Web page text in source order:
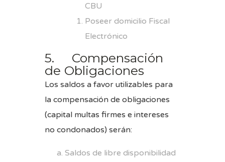
CBU
Poseer domicilio Fiscal
Electrónico
5. Compensación
de Obligaciones
Los saldos a favor utilizables para
la compensación de obligaciones
(capital multas firmes e intereses
no condonados) serán:
Saldos de libre disponibilidad